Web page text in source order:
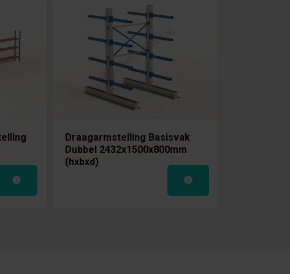
Draagarmstelling Basisvak
Dubbel 2432x1500x800mm
(hxbxd)